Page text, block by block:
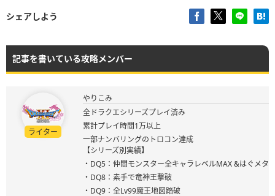
シェアしよう
記事を書いている攻略メンバー
ライター
やりこみ
全ドラクエシリーズプレイ済み
累計プレイ時間1万以上
一部ナンバリングのトロコン達成
【シリーズ別実績】
・DQ5：仲間モンスター全キャラレベルMAX &はぐメタ
・DQ8：素手で竜神王撃破
・DQ9：全Lv99魔王地図踏破